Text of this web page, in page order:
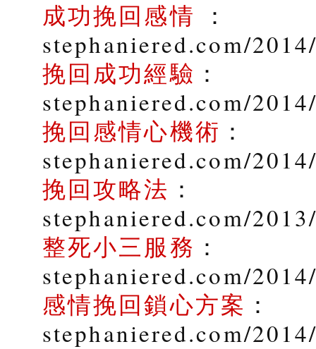
成功挽回感情 ：
stephaniered.com/
挽回成功經驗 ：
stephaniered.com/
挽回感情心機術 ：
stephaniered.com/
挽回攻略法 ：
stephaniered.com/
整死小三服務 ：
stephaniered.com/
感情挽回鎖心方案 ：
stephaniered.com/